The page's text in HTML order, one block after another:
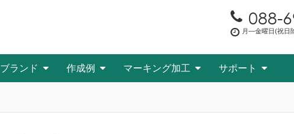
088-
月―金曜日(祝日
ブランド 作成例 マーキング加工 サポート